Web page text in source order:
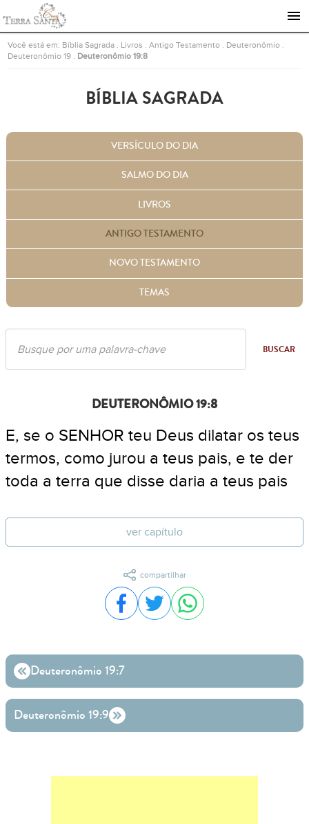
Ir para a página inicial
Você está em: Bíblia Sagrada Livros .Antigo Testamento Deuteronômio
Deuteronômio 19
Deuteronômio 19:8
BÍBLIA SAGRADA
VERSÍCULO DO DIA
SALMO DO DIA
LIVROS
ANTIGO TESTAMENTO
NOVO TESTAMENTO
TEMAS
BUSCAR
DEUTERONÔMIO 19:8
E, se o SENHOR teu Deus dilatar os teus
termos, como jurou a teus pais, e te der
toda a terra que disse daria a teus pais
ver capítulo
compartilhar
Compartilhar no Facebook
Compartilhar no Twitter
Compartilhar no
Deuteronômio 19:7
Deuteronômio 19:9